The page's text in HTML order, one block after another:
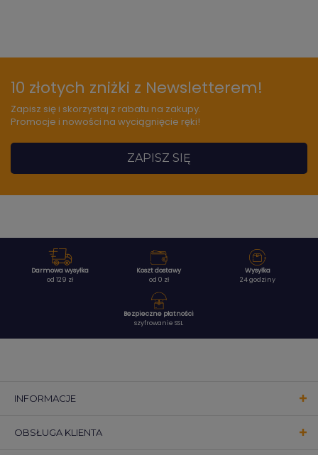
10 złotych zniżki z Newsletterem!
Zapisz się i skorzystaj z rabatu na zakupy.
Promocje i nowości na wyciągnięcie ręki!
ZAPISZ SIĘ
Darmowa wysyłka
od 129 zł
Koszt dostawy
od 0 zł
Wysyłka
24 godziny
Bezpieczne płatności
szyfrowanie SSL
INFORMACJE
OBSŁUGA KLIENTA